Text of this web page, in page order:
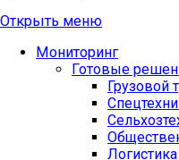
Открыть меню
Мониторинг
Готовые
Грузовой
Логистика